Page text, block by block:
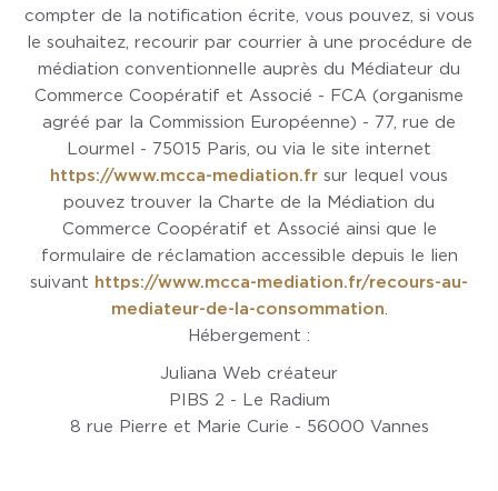
compter de la notification écrite, vous pouvez, si vous
le souhaitez, recourir par courrier à une procédure de
médiation conventionnelle auprès du Médiateur du
Commerce Coopératif et Associé - FCA (organisme
agréé par la Commission Européenne) - 77, rue de
Lourmel - 75015 Paris, ou via le site internet
https://www.mcca-mediation.fr sur lequel vous
pouvez trouver la Charte de la Médiation du
Commerce Coopératif et Associé ainsi que le
formulaire de réclamation accessible depuis le lien
suivant https://www.mcca-mediation.fr/recours-au-
mediateur-de-la-consommation.
Hébergement :
Juliana Web créateur
PIBS 2 - Le Radium
8 rue Pierre et Marie Curie - 56000 Vannes